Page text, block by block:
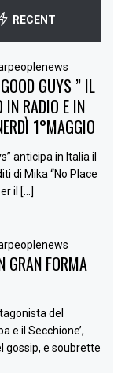
RECENT
GUYS ” IL
IN RADIO E IN
1°MAGGIO
anticipa in Italia il
di Mika “No Place
il […]
GRAN FORMA
del
e il Secchione’,
gossip, e soubrette